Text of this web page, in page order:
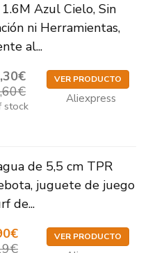
Azul Cielo, Sin
ni Herramientas,
al...
stock
VER PRODUCTO
Aliexpress
de 5,5 cm TPR
juguete de juego
de...
VER PRODUCTO